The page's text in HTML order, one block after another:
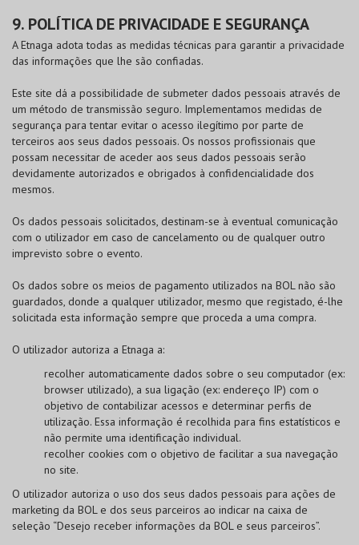
9. POLÍTICA DE PRIVACIDADE E SEGURANÇA
A Etnaga adota todas as medidas técnicas para garantir a privacidade
das informações que lhe são confiadas.
Este site dá a possibilidade de submeter dados pessoais através de
um método de transmissão seguro. Implementamos medidas de
segurança para tentar evitar o acesso ilegítimo por parte de
terceiros aos seus dados pessoais. Os nossos profissionais que
possam necessitar de aceder aos seus dados pessoais serão
devidamente autorizados e obrigados à confidencialidade dos
mesmos.
Os dados pessoais solicitados, destinam-se à eventual comunicação
com o utilizador em caso de cancelamento ou de qualquer outro
imprevisto sobre o evento.
Os dados sobre os meios de pagamento utilizados na BOLnão são
guardados, donde a qualquer utilizador, mesmo que registado, é-lhe
solicitada esta informação sempre que proceda a uma compra.
O utilizador autoriza a Etnaga a:
recolher automaticamente dados sobre o seu computador (ex:
browser utilizado), a sua ligação (ex: endereço IP) com o
objetivo de contabilizar acessos e determinar perfis de
utilização. Essa informação é recolhida para fins estatísticos e
não permite uma identificação individual.
recolher cookies com o objetivo de facilitar a sua navegação
no site.
O utilizador autoriza o uso dos seus dados pessoais para ações de
marketing da BOLe dos seus parceiros ao indicar na caixa de
seleção “Desejo receber informações da BOLe seus parceiros”.